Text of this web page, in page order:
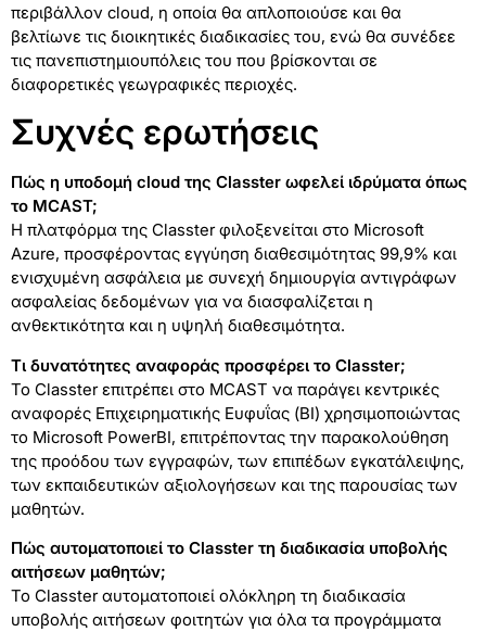
περιβάλλον cloud, η οποία θα απλοποιούσε και θα
βελτίωνε τις διοικητικές διαδικασίες του, ενώ θα συνέδεε
τις πανεπιστημιουπόλεις του που βρίσκονται σε
διαφορετικές γεωγραφικές περιοχές.
Συχνές ερωτήσεις
Πώς η υποδομή cloud της Classter ωφελεί ιδρύματα όπως
το MCAST;
Η πλατφόρμα της Classter φιλοξενείται στο Microsoft
Azure, προσφέροντας εγγύηση διαθεσιμότητας 99,9% και
ενισχυμένη ασφάλεια με συνεχή δημιουργία αντιγράφων
ασφαλείας δεδομένων για να διασφαλίζεται η
ανθεκτικότητα και η υψηλή διαθεσιμότητα.
Τι δυνατότητες αναφοράς προσφέρει το Classter;
Το Classter επιτρέπει στο MCAST να παράγει κεντρικές
αναφορές Επιχειρηματικής Ευφυΐας (BI) χρησιμοποιώντας
το Microsoft PowerBI, επιτρέποντας την παρακολούθηση
της προόδου των εγγραφών, των επιπέδων εγκατάλειψης,
των εκπαιδευτικών αξιολογήσεων και της παρουσίας των
μαθητών.
Πώς αυτοματοποιεί το Classter τη διαδικασία υποβολής
αιτήσεων μαθητών;
Το Classter αυτοματοποιεί ολόκληρη τη διαδικασία
υποβολής αιτήσεων φοιτητών για όλα τα προγράμματα